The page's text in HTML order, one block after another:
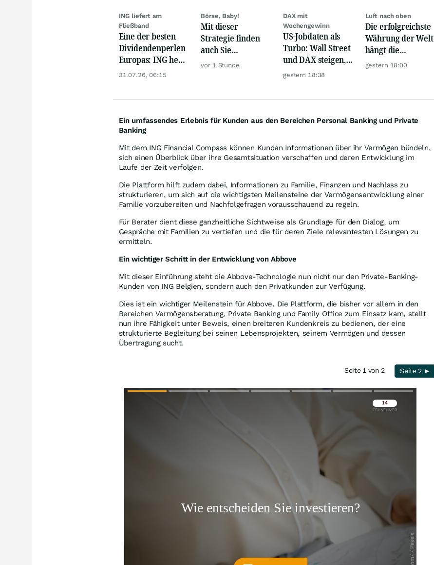
ING liefert am
Fließband
Eine der besten
Dividendenperlen
Europas: ING hebt
die Ziele an
31.07.26, 06:15
Börse, Baby!
Mit dieser
Strategie finden
auch Sie
zuverlässig
vor 1 Stunde
DAX mit
Wochengewinn
US-Jobdaten als
Turbo: Wall Street
und DAX steigen,
Gold glänzt
gestern 18:38
Luft nach oben
Die erfolgreichste
Währung der Welt
hängt die
Konkurrenz ab
gestern 18:00
Ein umfassendes Erlebnis für Kunden aus den Bereichen Personal Banking und Private
Banking
Mit dem ING Financial Compass können Kunden Informationen über ihr Vermögen bündeln,
sich einen Überblick über ihre Gesamtsituation verschaffen und deren Entwicklung im
Laufe der Zeit verfolgen.
Die Plattform hilft zudem dabei, Informationen zu Familie, Finanzen und Nachlass zu
strukturieren, um sich auf die wichtigsten Meilensteine der Vermögensentwicklung einer
Familie vorzubereiten und Nachfolgefragen vorausschauend zu regeln.
Für Berater dient diese ganzheitliche Sichtweise als Grundlage für den Dialog, um
Gespräche mit Familien zu vertiefen und die für deren Ziele relevantesten Lösungen zu
ermitteln.
Ein wichtiger Schritt in der Entwicklung von Abbove
Mit dieser Einführung steht die Abbove-Technologie nun nicht nur den Private-Banking-
Kunden von ING Belgien, sondern auch den Privatkunden zur Verfügung.
Dies ist ein wichtiger Meilenstein für Abbove. Die Plattform, die bisher vor allem in den
Bereichen Vermögensberatung, Private Banking und Family Office zum Einsatz kam, stellt
nun ihre Fähigkeit unter Beweis, einen breiteren Kundenkreis zu bedienen, der eine
strukturierte Begleitung bei seinen Lebensprojekten, seinem Vermögen und dessen
Übertragung sucht.
Seite 1 von 2 Seite 2 ►
Überspringen